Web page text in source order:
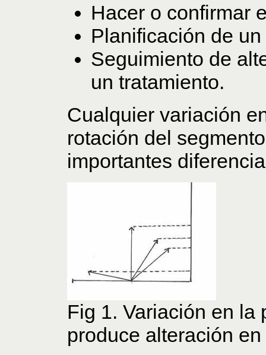
Hacer o confirmar
Planificación de
Seguimiento de
un tratamiento.
Cualquier variación
rotación del
importantes
Fig 1. Variación en la
produce alteración